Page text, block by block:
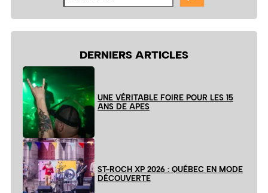
DERNIERS ARTICLES
UNE VÉRITABLE FOIRE POUR LES 15
ANS DE APES
ST-ROCH XP 2026 : QUÉBEC EN MODE
DÉCOUVERTE